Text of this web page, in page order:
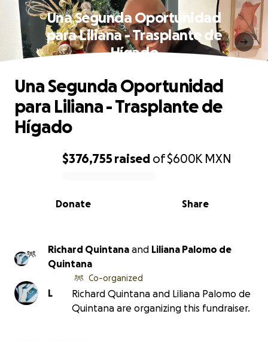
Una Segunda Oportunidad
para Liliana - Trasplante de
Hígado
0% complete
$376,755 raised of$600K MXN
Share
Donate
Una Segunda Oportunidad
para Liliana - Trasplante de
Hígado
Richard Quintana and Liliana Palomo de
Quintana
L
Co-organized
Richard Quintana and Liliana Palomo de
Quintana are organizing this fundraiser.